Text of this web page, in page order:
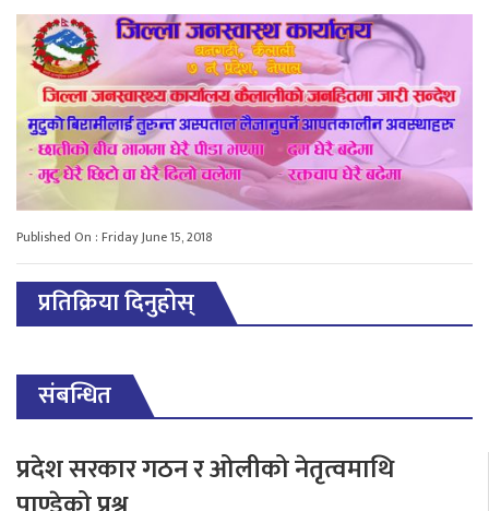
Published On : Friday June 15, 2018
प्रतिक्रिया दिनुहोस्
संबन्धित
प्रदेश सरकार गठन र ओलीको नेतृत्वमाथि